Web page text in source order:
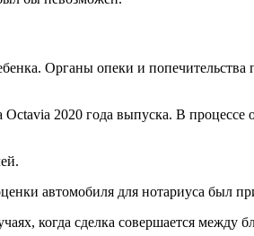
Органы опеки и попечительства
2020 года выпуска. В
автомобиля для нотариуса был
когда сделка совершается между